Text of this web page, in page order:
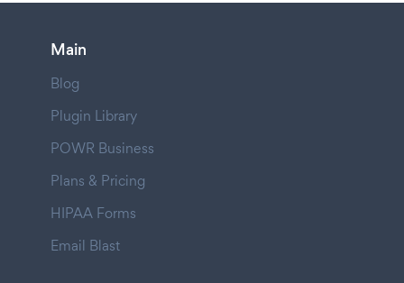
Main
Blog
Plugin Library
POWR Business
Plans & Pricing
HIPAA Forms
Email Blast